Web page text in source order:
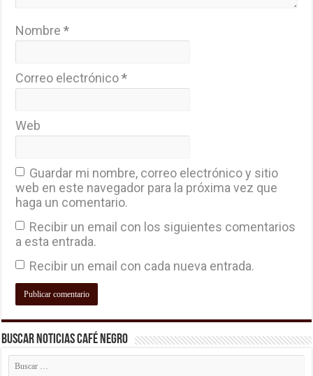
Nombre*
Correo electrónico*
Web
Guardar mi nombre, correo electrónico y sitio
web en este navegador para la próxima vez que
haga un comentario.
Recibir un email con los siguientes comentarios
a esta entrada.
Recibir un email con cada nueva entrada.
Buscar Noticias Café Negro